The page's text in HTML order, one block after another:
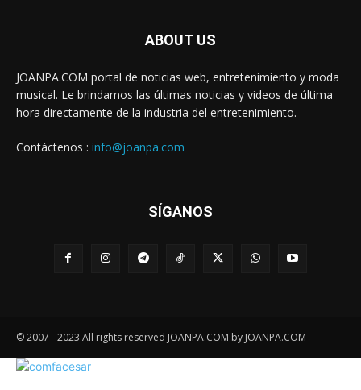
ABOUT US
JOANPA.COM portal de noticias web, entretenimiento y moda
musical. Le brindamos las últimas noticias y videos de última
hora directamente de la industria del entretenimiento.
Contáctenos : info@joanpa.com
SÍGANOS
© 2007 - 2023 All rights reserved JOANPA.COM by JOANPA.COM